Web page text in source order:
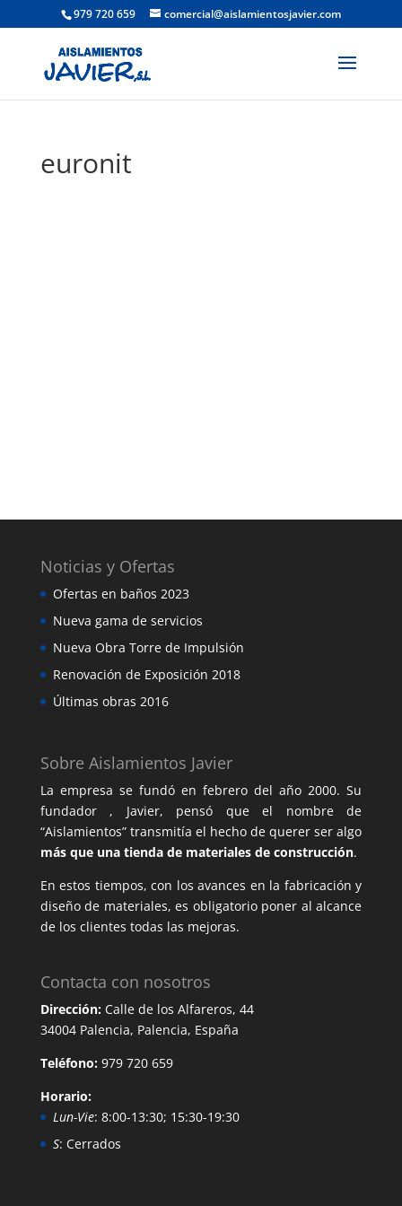
979 720 659 comercial@aislamientosjavier.com
euronit
Noticias y Ofertas
Ofertas en baños 2023
Nueva gama de servicios
Nueva Obra Torre de Impulsión
Renovación de Exposición 2018
Últimas obras 2016
Sobre Aislamientos Javier
La empresa se fundó en febrero del año 2000. Su
fundador , Javier, pensó que el nombre de
“Aislamientos” transmitía el hecho de querer ser algo
más que una tienda de materiales de construcción.
En estos tiempos, con los avances en la fabricación y
diseño de materiales, es obligatorio poner al alcance
de los clientes todas las mejoras.
Contacta con nosotros
Dirección:Calle de los Alfareros, 44
34004 Palencia, Palencia, España
Teléfono:979 720 659
Horario:
Lun-Vie: 8:00-13:30; 15:30-19:30
S: Cerrados